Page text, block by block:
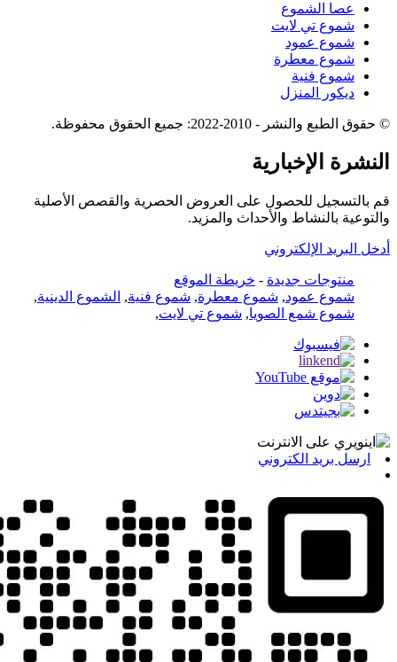
عصا الشموع
شموع تي لايت
شموع عمود
شموع معطرة
شموع فنية
ديكور المنزل
© حقوق الطبع والنشر - 2010-2022: جميع الحقوق محفوظة.
النشرة الإخبارية
قم بالتسجيل للحصول على العروض الحصرية والقصص الأصلية
والتوعية بالنشاط والأحداث والمزيد.
أدخل البريد الإلكتروني
منتوجات جديدة - خريطة الموقع
شموع عمود, شموع معطرة, شموع فنية, الشموع الدينية,
شموع شمع الصويا, شموع تي لايت,
ارسل بريد الكتروني